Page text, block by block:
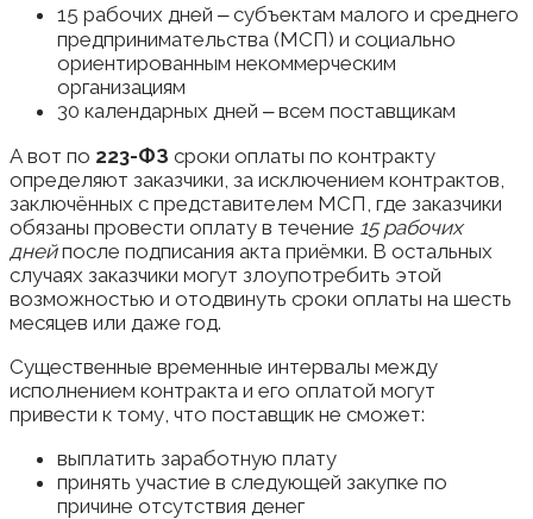
15 рабочих дней ‒ субъектам малого и среднего
предпринимательства (МСП) и социально
ориентированным некоммерческим
организациям
30 календарных дней ‒ всем поставщикам
А вот по 223-ФЗ сроки оплаты по контракту
определяют заказчики, за исключением контрактов,
заключённых с представителем МСП, где заказчики
обязаны провести оплату в течение 15 рабочих
днейпосле подписания акта приёмки. В остальных
случаях заказчики могут злоупотребить этой
возможностью и отодвинуть сроки оплаты на шесть
месяцев или даже год.
Существенные временные интервалы между
исполнением контракта и его оплатой могут
привести к тому, что поставщик не сможет:
выплатить заработную плату
принять участие в следующей закупке по
причине отсутствия денег